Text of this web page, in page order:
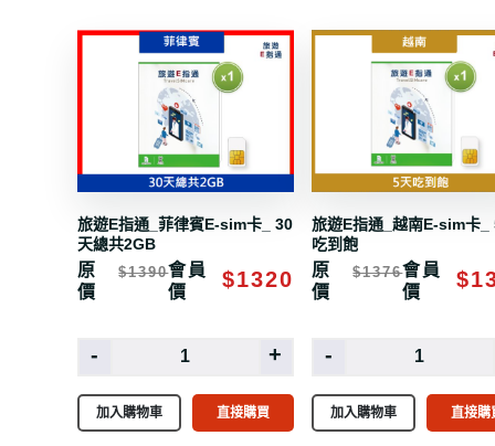
旅遊E指通_菲律賓E-sim卡_ 30
天總共2GB
原
價
$1390會員
價
$1320
- +
加入購物車 直接購買
旅遊E指通_越南E-sim卡_
吃到飽
原
價
$1376會員
價
-
加入購物車 直接購